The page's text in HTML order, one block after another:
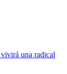
una radical